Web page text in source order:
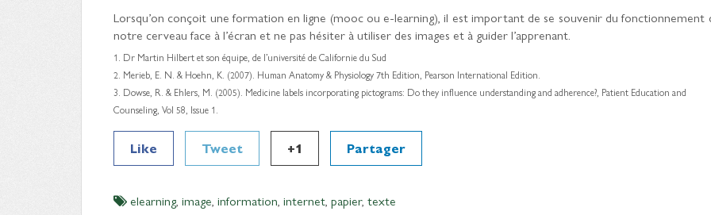
Lorsqu’on conçoit une formation en ligne (mooc ou e-learning), il est important de se souvenir du fonctionnement
notre cerveau face à l’écran et ne pas hésiter à utiliser des images et à guider l’apprenant.
1. Dr Martin Hilbert et son équipe, de l’université de Californie du Sud
2. Merieb, E. N. & Hoehn, K. (2007). Human Anatomy & Physiology 7th Edition, Pearson International Edition.
3. Dowse, R. & Ehlers, M. (2005). Medicine labels incorporating pictograms: Do they influence understanding and adherence?, Patient Education and
Counseling, Vol 58, Issue 1.
Like Tweet +1 Partager
elearning, image, information, internet, papier, texte